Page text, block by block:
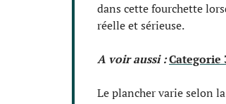
dans cette fourchette
réelle et sérieuse.
A voir aussi :Categorie
Le plancher varie selon